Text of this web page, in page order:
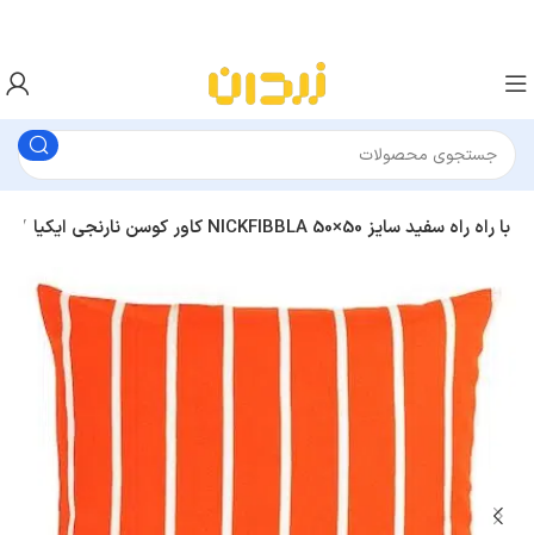
کاور کوسن نارنجی ایکیا NICKFIBBLA با راه‌ راه سفید سایز 50×50